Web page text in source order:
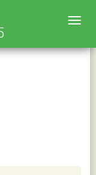
IS NOT NULL
de-arte' ORDER BY